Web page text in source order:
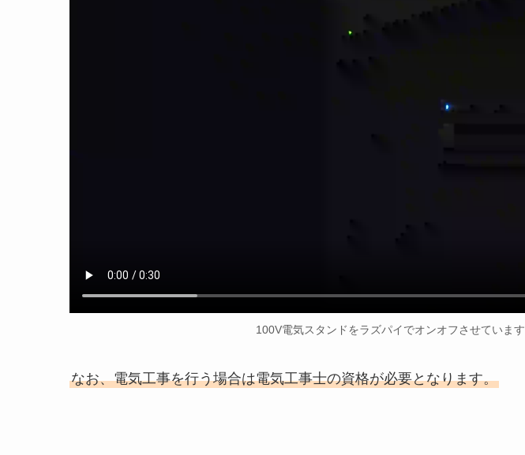
100V電気スタンドをラズパイでオンオフさせています
なお、電気工事を行う場合は電気工事士の資格が必要となります。